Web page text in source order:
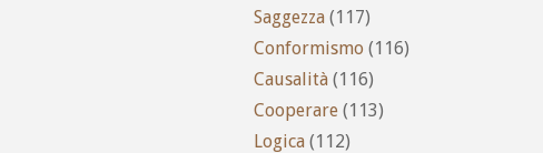
Saggezza (117)
Conformismo (116)
Causalità (116)
Cooperare (113)
Logica (112)